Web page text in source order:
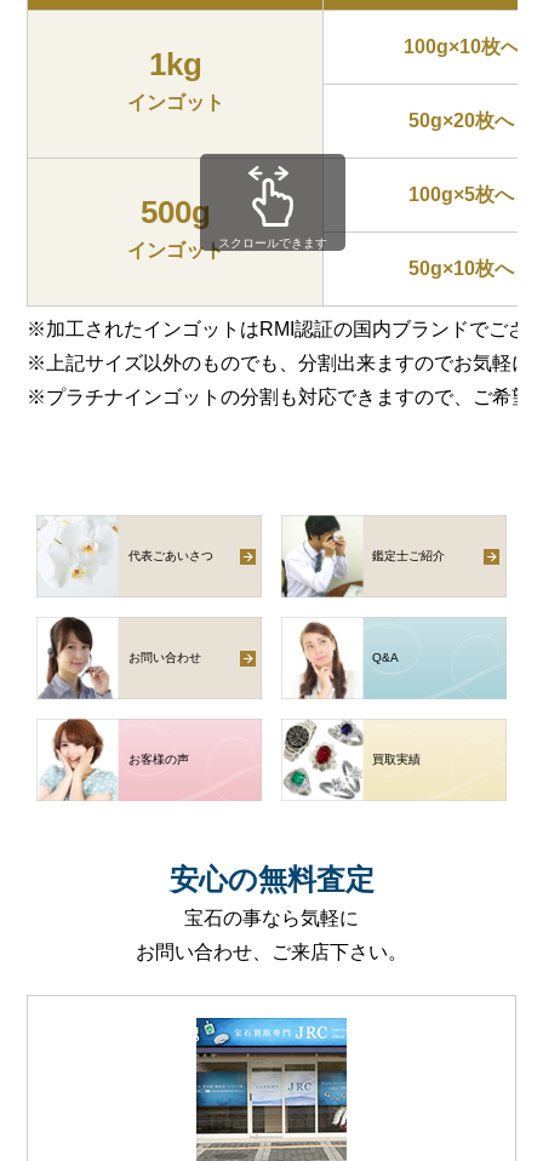
1kg
インゴット
100g×10枚へ
50g×20枚へ
500g
インゴット
100g×5枚へ
50g×10枚へ
※加工されたインゴットはRMI認証の国内ブランドでござ
※上記サイズ以外のものでも、分割出来ますのでお気軽に
※プラチナインゴットの分割も対応できますので、ご希望
スクロールできます
代表ごあいさつ 鑑定士ご紹介
お問い合わせ Q&A
お客様の声 買取実績
安心の無料査定
宝石の事なら気軽に
お問い合わせ、ご来店下さい。